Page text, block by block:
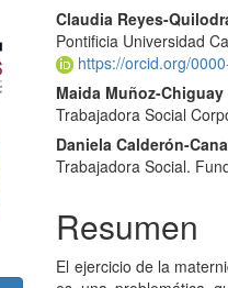
Contenido
principal
del
artículo
Claudia Reyes-
Pontificia Universidad
https://orcid.org/
Maida Muñoz-Chiguay
Trabajadora Social
Daniela Calderón-
Trabajadora Social.
Resumen
El ejercicio de la